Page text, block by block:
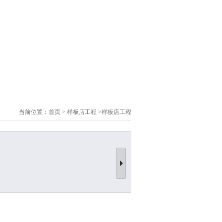
样板店工程
当前位置： 首页 > 样板店工程 >